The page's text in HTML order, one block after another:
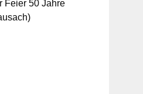
Feier 50 Jahre